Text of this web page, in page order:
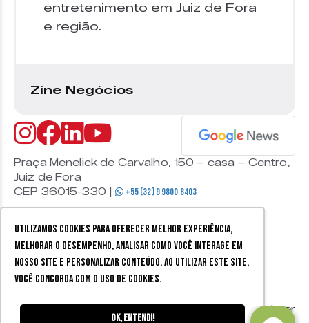
Utilizamos cookies para oferecer melhor experiência,
melhorar o desempenho, analisar como você interage em
nosso site e personalizar conteúdo. Ao utilizar este site,
você concorda com o uso de cookies.
Ok, entendi!
entretenimento em Juiz de Fora
e região.
Zine Negócios
Praça Menelick de Carvalho, 150 – casa – Centro,
Juiz de Fora
CEP 36015-330 |
+55 (32) 9 9800 8403
os direitos reservados.
Mobister